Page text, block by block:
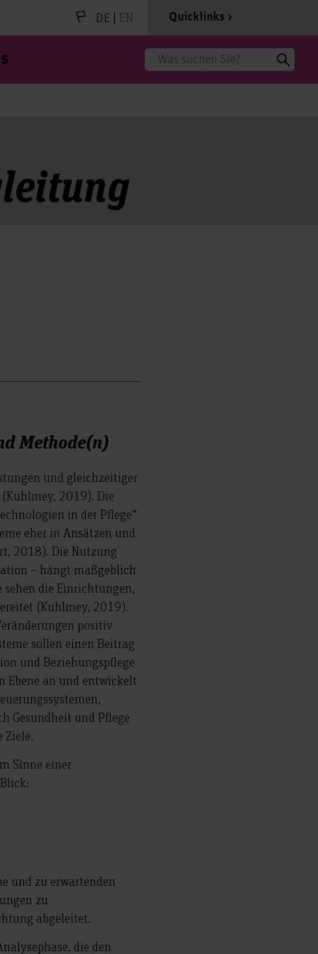
DE | EN Quicklinks
Suche
Methode(n)
und gleichzeitiger
2019). Die
in der Pflege“
eher in Ansätzen und
2018). Die Nutzung
– hängt maßgeblich
die Einrichtungen,
(Kuhlmey, 2019).
positiv
sollen einen Beitrag
und Beziehungspflege
Ebene an und entwickelt
Gesundheit und Pflege
Ziele.
Sinne einer
und zu erwartenden
zu
abgeleitet.
die den